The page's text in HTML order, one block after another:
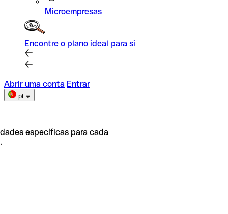
Microempresas
Encontre o plano ideal para si
Abrir uma conta Entrar
pt
específicas para cada